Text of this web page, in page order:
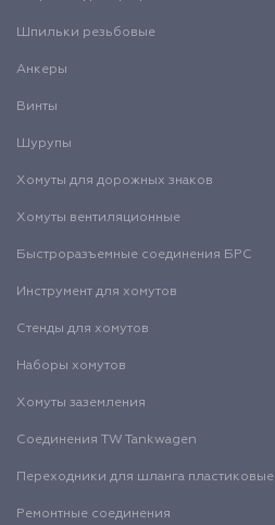
Шпильки резьбовые
Анкеры
Винты
Шурупы
Хомуты для дорожных знаков
Хомуты вентиляционные
Быстроразъемные соединения БРС
Инструмент для хомутов
Стенды для хомутов
Наборы хомутов
Хомуты заземления
Соединения TW Tankwagen
Переходники для шланга пластиковые
Ремонтные соединения